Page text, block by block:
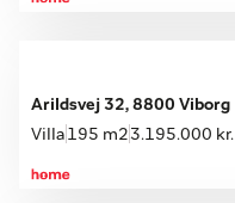
Arildsvej 32, 8800 Viborg
Villa 195 m2 3.195.000 kr.